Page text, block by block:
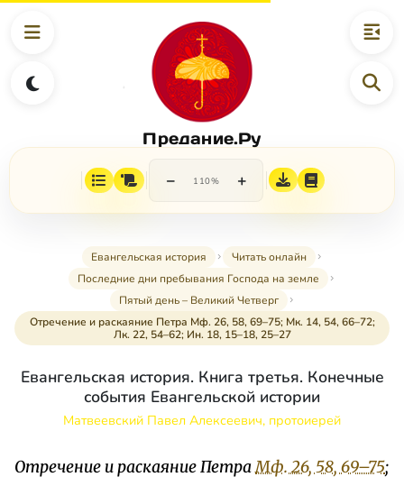
Предание.Ру
− 110% +
Евангельская история
Читать онлайн
Последние дни пребывания Господа на земле
Пятый день – Великий Четверг
Отречение и раскаяние Петра Мф. 26, 58, 69–75; Мк. 14, 54, 66–72;
Лк. 22, 54–62; Ин. 18, 15–18, 25–27
Евангельская история. Книга третья. Конечные
события Евангельской истории
Матвеевский Павел Алексеевич, протоиерей
Отречение и раскаяние ПетраМф. 26, 58, 69–75;